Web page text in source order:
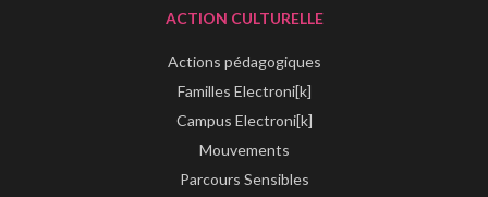
ACTION CULTURELLE
Actions pédagogiques
Familles Electroni[k]
Campus Electroni[k]
Mouvements
Parcours Sensibles